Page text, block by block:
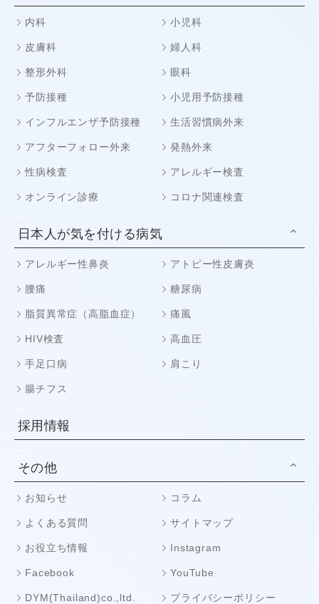
内科 小児科
皮膚科 婦人科
整形外科 眼科
予防接種 小児用予防接種
インフルエンザ予防接種 生活習慣病外来
アフターフォロー外来 発熱外来
性病検査 アレルギー検査
オンライン診療 コロナ関連検査
日本人が気を付ける病気
アレルギー性鼻炎 アトピー性皮膚炎
腰痛 糖尿病
脂質異常症（高脂血症） 痛風
HIV検査 高血圧
手足口病 肩こり
腸チフス
採用情報
その他
お知らせ コラム
よくある質問 サイトマップ
お役立ち情報 Instagram
Facebook YouTube
DYM(Thailand)co.,ltd. プライバシーポリシー